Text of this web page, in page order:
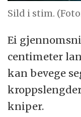
Sild i stim.
Ei
centimeter
kan bevege
kniper.